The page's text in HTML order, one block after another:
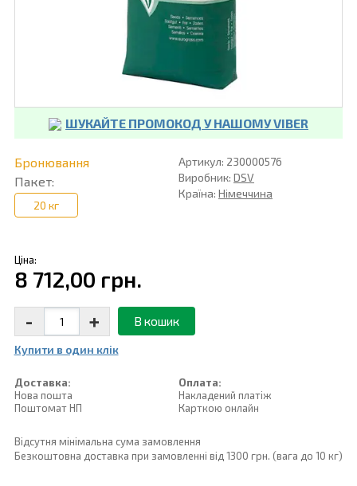
ШУКАЙТЕ ПРОМОКОД У НАШОМУ VIBER
Бронювання
Пакет:
20 кг
Артикул: 230000576
Виробник: DSV
Країна: Німеччина
Ціна:
8 712,00 грн.
- + В кошик
Купити в один клiк
Доставка:
Нова пошта
Поштомат НП
Оплата:
Накладений платiж
Карткою онлайн
Відсутня мінімальна сума замовлення
Безкоштовна доставка при замовленні від 1300 грн. (вага до 10 кг)